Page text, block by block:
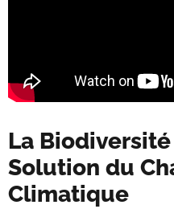
La
Solution du
Climatique